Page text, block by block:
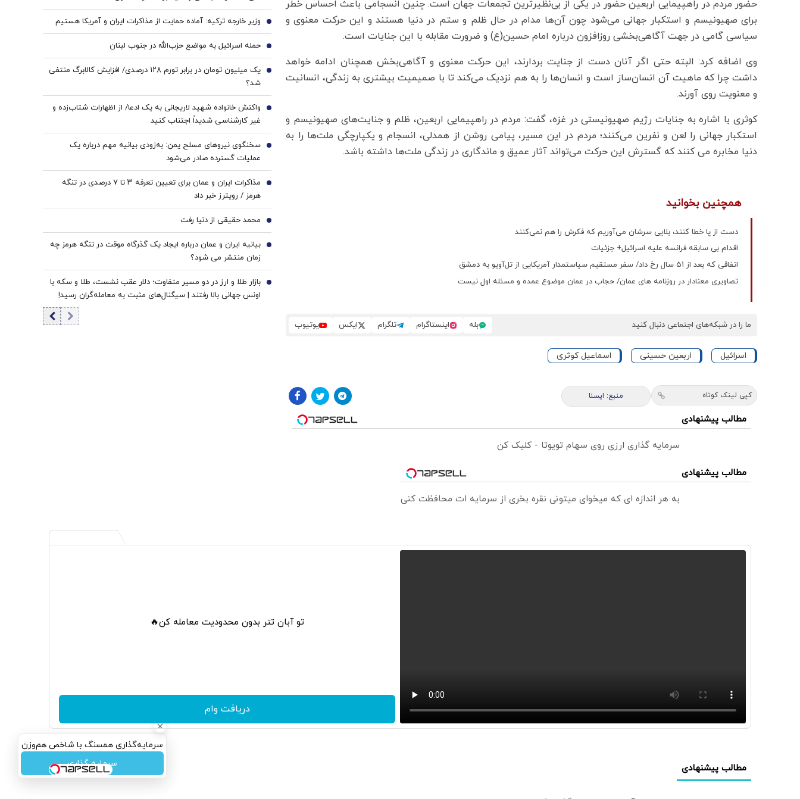
حضور مردم در راهپیمایی اربعین حضور در یکی از بی‌نظیرترین تجمعات جهان است. چنین انسجامی باعث احساس خطر
برای صهیونیسم و استکبار جهانی می‌شود چون آن‌ها مدام در حال ظلم و ستم در دنیا هستند و این حرکت معنوی و
سیاسی گامی در جهت آگاهی‌بخشی روزافزون درباره امام حسین(ع) و ضرورت مقابله با این جنایات است.
وی اضافه کرد: البته حتی اگر آنان دست از جنایت بردارند، این حرکت معنوی و آگاهی‌بخش همچنان ادامه خواهد
داشت چرا که ماهیت آن انسان‌ساز است و انسان‌ها را به هم نزدیک می‌کند تا با صمیمیت بیشتری به زندگی، انسانیت
و معنویت روی آورند.
کوثری با اشاره به جنایات رژیم صهیونیستی در غزه، گفت: مردم در راهپیمایی اربعین، ظلم و جنایت‌های صهیونیسم و
استکبار جهانی را لعن و نفرین می‌کنند؛ مردم در این مسیر، پیامی روشن از همدلی، انسجام و یکپارچگی ملت‌ها را به
دنیا مخابره می کنند که گسترش این حرکت می‌تواند آثار عمیق و ماندگاری در زندگی ملت‌ها داشته باشد.
همچنین بخوانید
دست از پا خطا کنند، بلایی سرشان می‌آوریم که فکرش را هم نمی‌کنند
اقدام بی سابقه فرانسه علیه اسرائیل+ جزئیات
اتفاقی که بعد از 51 سال رخ داد/ سفر مستقیم سیاستمدار آمریکایی از تل‌آویو به دمشق
تصاویری معنادار در روزنامه های عمان/ حجاب در عمان موضوع عمده و مسئله اول نیست
ما را در شبکه‌های اجتماعی دنبال کنید بله اینستاگرام تلگرام ایکس یوتیوب
اسرائیل اربعین حسینی اسماعیل کوثری
کپی لینک کوتاه منبع: ایسنا
مطالب پیشنهادی
سرمایه گذاری ارزی روی سهام تویوتا - کلیک کن
مطالب پیشنهادی
به هر اندازه ای که میخوای میتونی نقره بخری از سرمایه ات محافظت کنی
سرمایه‌گذاری همسنگ با شاخص هم‌وزن
سرمایه گذاری
وزیر خارجه ترکیه: آماده حمایت از مذاکرات ایران و آمریکا هستیم 2
حمله اسرائیل به مواضع حزب‌الله در جنوب لبنان 3
یک میلیون تومان در برابر تورم ۱۲۸ درصدی/ افزایش کالابرگ منتفی
شد؟
4
واکنش خانواده شهید لاریجانی به یک ادعا/ از اظهارات شتاب‌زده و
غیر کارشناسی شدیداً اجتناب کنید
5
سخنگوی نیروهای مسلح یمن: به‌زودی بیانیه مهم درباره یک
عملیات گسترده صادر می‌شود
6
مذاکرات ایران و عمان برای تعیین تعرفه ۳ تا ۷ درصدی در تنگه
هرمز / رویترز خبر داد
7
محمد حقیقی از دنیا رفت 8
بیانیه ایران و عمان درباره ایجاد یک گذرگاه موقت در تنگه هرمز چه
زمان منتشر می شود؟
9
بازار طلا و ارز در دو مسیر متفاوت؛ دلار عقب نشست، طلا و سکه با
اونس جهانی بالا رفتند | سیگنال‌های مثبت به معامله‌گران رسید!
10
تو آبان تتر بدون محدودیت معامله کن🔥
دریافت وام
مطالب پیشنهادی